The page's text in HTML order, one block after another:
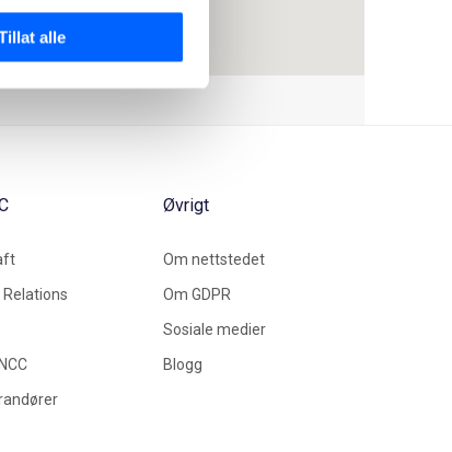
alle
Relations
Øvrigt
Om nettstedet
Om GDPR
Sosiale medier
Blogg